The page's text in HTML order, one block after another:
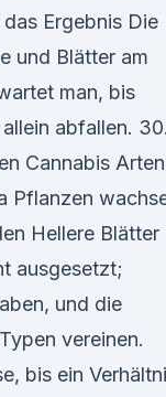
Ergebnis Die
und Blätter am
man, bis
abfallen. 30.
Cannabis Arten
Pflanzen
Hellere Blätter
ausgesetzt;
und die
vereinen.
bis ein